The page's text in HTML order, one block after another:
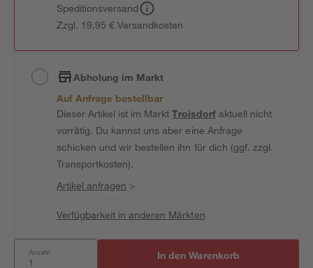
Speditionsversand
Zzgl. 19,95 € Versandkosten
Abholung im Markt
Auf Anfrage bestellbar
Dieser Artikel ist im MarktTroisdorfaktuell nicht
vorrätig. Du kannst uns aber eine Anfrage
schicken und wir bestellen ihn für dich (ggf. zzgl.
Transportkosten).
Artikel anfragen >
Verfügbarkeit in anderen Märkten
Anzahl: In den Warenkorb